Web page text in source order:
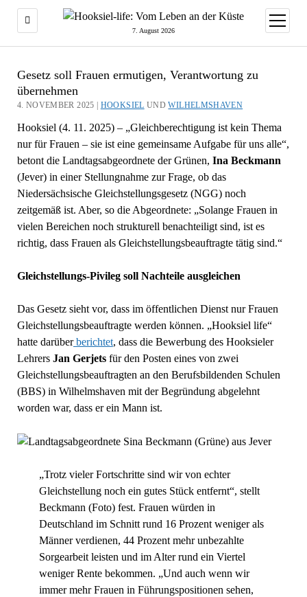
7. August 2026
Menü
öffnen
Gesetz soll Frauen ermutigen, Verantwortung zu
übernehmen
4. NOVEMBER 2025 | HOOKSIEL UNDWILHELMSHAVEN
Hooksiel (4. 11. 2025) – „Gleichberechtigung ist kein Thema
nur für Frauen – sie ist eine gemeinsame Aufgabe für uns alle“,
betont die Landtagsabgeordnete der Grünen, Ina Beckmann
(Jever) in einer Stellungnahme zur Frage, ob das
Niedersächsische Gleichstellungsgesetz (NGG) noch
zeitgemäß ist. Aber, so die Abgeordnete: „Solange Frauen in
vielen Bereichen noch strukturell benachteiligt sind, ist es
richtig, dass Frauen als Gleichstellungsbeauftragte tätig sind.“
Gleichstellungs-Pivileg soll Nachteile ausgleichen
Das Gesetz sieht vor, dass im öffentlichen Dienst nur Frauen
Gleichstellungsbeauftragte werden können. „Hooksiel life“
hatte darüberberichtet, dass die Bewerbung des Hooksieler
LehrersJan Gerjets für den Posten eines von zwei
Gleichstellungsbeauftragten an den Berufsbildenden Schulen
(BBS) in Wilhelmshaven mit der Begründung abgelehnt
worden war, dass er ein Mann ist.
„Trotz vieler Fortschritte sind wir von echter
Gleichstellung noch ein gutes Stück entfernt“, stellt
Beckmann (Foto) fest. Frauen würden in
Deutschland im Schnitt rund 16 Prozent weniger als
Männer verdienen, 44 Prozent mehr unbezahlte
Sorgearbeit leisten und im Alter rund ein Viertel
weniger Rente bekommen. „Und auch wenn wir
immer mehr Frauen in Führungspositionen sehen,